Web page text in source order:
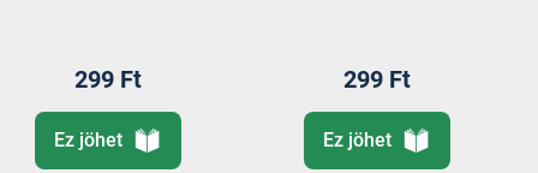
299 Ft
Ez jöhet
299 Ft
Ez jöhet